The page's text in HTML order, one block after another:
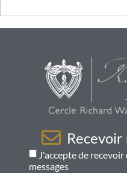
Recevoir
J'accepte de
messages